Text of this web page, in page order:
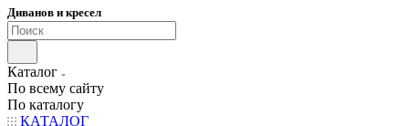
Диванов и кресел
Каталог
По всему сайту
По каталогу
КАТАЛОГ